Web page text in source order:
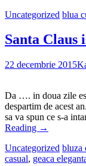
Uncategorized blua
Santa Claus
22 decembrie 2015
Da …. in doua zile
despartim de acest
sa va spun ce s-a
Reading →
Uncategorized bluza
casual, geaca